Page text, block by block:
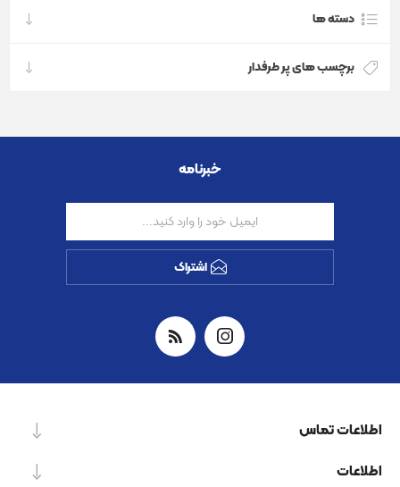
دسته ها
برچسب های پر طرفدار
خبرنامه
اشتراک
اطلاعات تماس
اطلاعات